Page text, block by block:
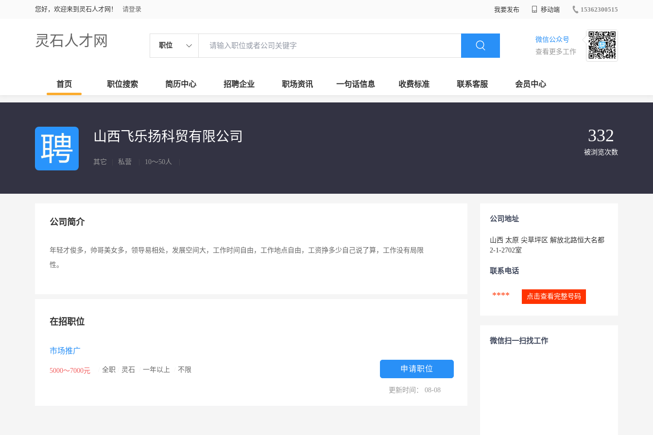
您好，欢迎来到灵石人才网！ 请登录 我要发布 移动端 15362300515
灵石人才网 职位
微信公众号
查看更多工作
首页 职位搜索 简历中心 招聘企业 职场资讯 一句话信息 收费标准 联系客服 会员中心
山西飞乐扬科贸有限公司
其它 私营 10～50人
332
被浏览次数
公司简介
年轻才俊多，帅哥美女多，领导易相处，发展空间大，工作时间自由，工作地点自由，工资挣多少自己说了算，工作没有局限
性。
在招职位
市场推广
5000～7000元 全职 灵石 一年以上 不限 申请职位
更新时间： 08-08
公司地址
山西 太原 尖草坪区 解放北路恒大名都
2-1-2702室
联系电话
**** 点击查看完整号码
微信扫一扫找工作